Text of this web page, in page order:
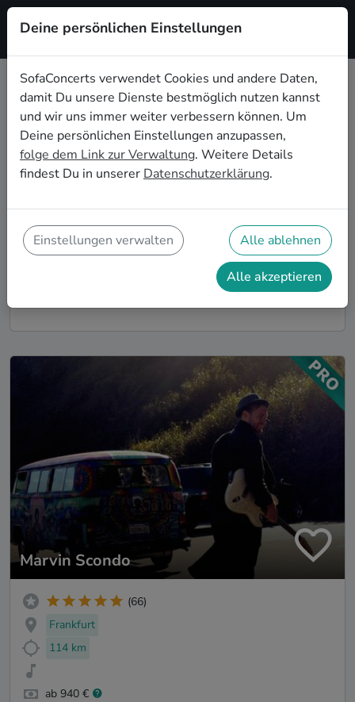
Registrieren
Dein Blues Wohnzimmerkonzert in
Heilbronn
Buche Blues Bands und Musiker*innen für Dein
Wohnzimmerkonzert in Heilbronn! Unsere Live-Acts
Bühne. Auf SofaConcerts findest Du professionelle
Blues Live-Acts, die genau zu Deinen Vorstellungen
und Deinem Wohnzimmerkonzert passen.
So funktioniert's!
Marvin Scondo
(66)
Frankfurt
114 km
ab 940 €
Deine persönlichen Einstellungen
SofaConcerts verwendet Cookies und andere Daten,
damit Du unsere Dienste bestmöglich nutzen kannst
und wir uns immer weiter verbessern können. Um
Deine persönlichen Einstellungen anzupassen,
folge dem Link zur Verwaltung. Weitere Details
findest Du in unserer Datenschutzerklärung.
Einstellungen verwalten Alle ablehnen
Alle akzeptieren